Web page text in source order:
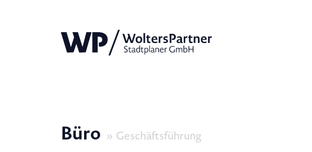
Büro Geschäftsführung